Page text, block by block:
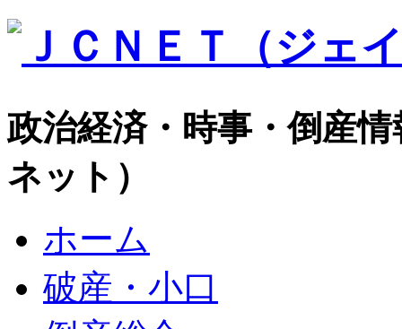
政治経済・時事・倒産
ネット）
ホーム
破産・小口